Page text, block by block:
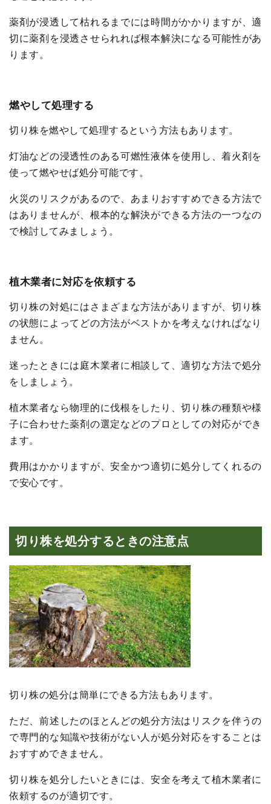
薬剤が浸透して枯れるまでには時間がかかりますが、適
切に薬剤を浸透させられれば根本解決になる可能性があ
ります。
燃やして処理する
切り株を燃やして処理するという方法もあります。
灯油などの浸透性のある可燃性液体を使用し、着火剤を
使って燃やせば処分可能です。
火災のリスクがあるので、あまりおすすめできる方法で
はありませんが、根本的な解決ができる方法の一つなの
で検討してみましょう。
植木業者に対応を依頼する
切り株の対処にはさまざまな方法がありますが、切り株
の状態によってどの方法がベストかを考えなければなり
ません。
迷ったときには庭木業者に相談して、適切な方法で処分
をしましょう。
植木業者なら物理的に伐根をしたり、切り株の種類や様
子に合わせた薬剤の選定などのプロとしての対応ができ
ます。
費用はかかりますが、安全かつ適切に処分してくれるの
で安心です。
切り株を処分するときの注意点
切り株の処分は簡単にできる方法もあります。
ただ、前述したのほとんどの処分方法はリスクを伴うの
で専門的な知識や技術がない人が処分対応をすることは
おすすめできません。
切り株を処分したいときには、安全を考えて植木業者に
依頼するのが適切です。